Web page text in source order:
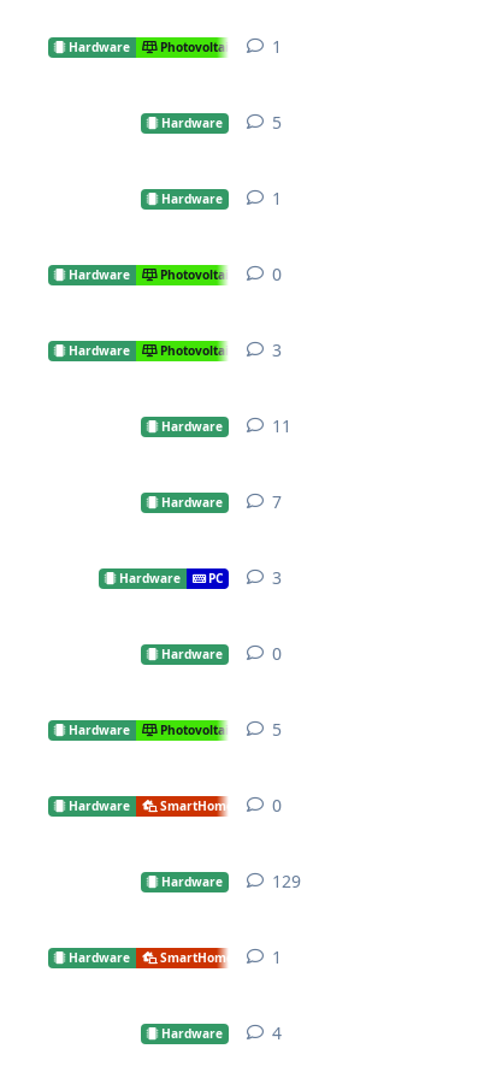
Hardware Photovoltaik 1
Hardware 5
Hardware 1
Hardware Photovoltaik 0
Hardware Photovoltaik 3
Hardware 11
Hardware 7
Hardware PC 3
Hardware 0
Hardware Photovoltaik 5
Hardware SmartHome 0
Hardware 129
Hardware SmartHome 1
Hardware 4